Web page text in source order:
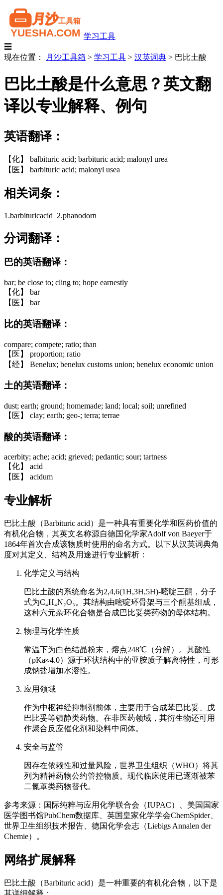
学习工具
☰
现在位置：
月沙工具箱 > 学习工具 > 汉英词典 > 巴比土酸
巴比土酸是什么意思？英文翻
译以专业解释、例句
英语翻译：
【化】 balbituric acid; barbituric acid; malonyl urea
【医】 barbituric acid; malonyl usea
相关词条：
1.barbituricacid 2.phanodorn
分词翻译：
巴的英语翻译：
bar; be close to; cling to; hope earnestly
【化】 bar
【医】 bar
比的英语翻译：
compare; compete; ratio; than
【医】 proportion; ratio
【经】 Benelux; benelux customs union; benelux economic union
土的英语翻译：
dust; earth; ground; homemade; land; local; soil; unrefined
【医】 clay; earth; geo-; terra; terrae
酸的英语翻译：
acerbity; ache; acid; grieved; pedantic; sour; tartness
【化】 acid
【医】 acidum
专业解析
巴比土酸（Barbituric acid）是一种具有重要化学和医药价值的
有机化合物，其英文名称源自德国化学家Adolf von Baeyer于
1864年首次合成该物质时使用的命名方式。以下从汉英词典角
度对其定义、结构及用途进行专业解析：
化学定义与结构
巴比土酸的系统命名为2,4,6(1H,3H,5H)-嘧啶三酮，分子
式为C₄H₄N₂O₃。其结构由嘧啶环骨架与三个酮基组成，
这种六元杂环化合物是合成巴比妥类药物的母体结构。
物理与化学性质
常温下为白色结晶粉末，熔点248℃（分解）。其酸性
（pKa≈4.0）源于环状结构中的亚胺质子解离特性，可形
成钠盐增加水溶性。
应用领域
作为中枢神经抑制剂前体，主要用于合成苯巴比妥、戊
巴比妥等镇静类药物。在非医药领域，其衍生物还可用
作聚合反应催化剂和染料中间体。
安全与监管
因存在依赖性和过量风险，世界卫生组织（WHO）将其
列为精神药物公约管控物质。现代临床使用已逐渐被苯
二氮䓬类药物替代。
参考来源：国际纯粹与应用化学联合会（IUPAC）、美国国家
医学图书馆PubChem数据库、英国皇家化学学会ChemSpider、
世界卫生组织技术报告、德国化学会志（Liebigs Annalen der
Chemie）。
网络扩展解释
巴比土酸（Barbituric acid）是一种重要的有机化合物，以下是
其详细解释：